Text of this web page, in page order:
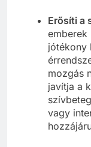
Erősíti a
emberek
jótékony
mozgás
javítja a
vagy